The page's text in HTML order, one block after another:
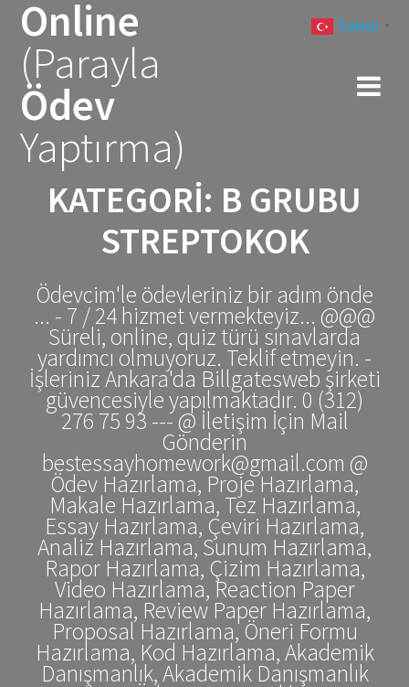
Online
(Parayla
Ödev
Yaptırma)
KATEGORI: B GRUBU
STREPTOKOK
Ödevcim'le ödevleriniz bir adım önde
... - 7 / 24 hizmet vermekteyiz... @@@
Süreli, online, quiz türü sınavlarda
yardımcı olmuyoruz. Teklif etmeyin. -
İşleriniz Ankara'da Billgatesweb şirketi
güvencesiyle yapılmaktadır. 0 (312)
276 75 93 --- @ İletişim İçin Mail
Gönderin
bestessayhomework@gmail.com @
Ödev Hazırlama, Proje Hazırlama,
Makale Hazırlama, Tez Hazırlama,
Essay Hazırlama, Çeviri Hazırlama,
Analiz Hazırlama, Sunum Hazırlama,
Rapor Hazırlama, Çizim Hazırlama,
Video Hazırlama, Reaction Paper
Hazırlama, Review Paper Hazırlama,
Proposal Hazırlama, Öneri Formu
Hazırlama, Kod Hazırlama, Akademik
Danışmanlık, Akademik Danışmanlık
Turkish ▼